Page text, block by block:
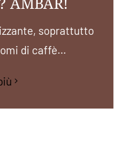
soprattutto
di caffè…